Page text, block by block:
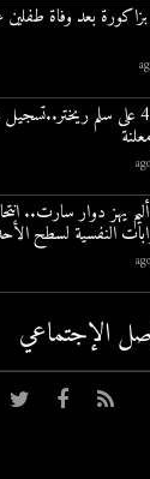
بعد وفاة
بقوة 4.8 على سلم
يهز دوار سارت..
النفسية لسطح
اﻹجتماعي